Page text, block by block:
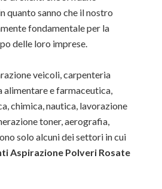
quanto sanno che il nostro
fondamentale per la
delle loro imprese.
veicoli, carpenteria
alimentare e farmaceutica,
chimica, nautica, lavorazione
toner, aerografia,
solo alcuni dei settori in cui
Aspirazione Polveri Rosate